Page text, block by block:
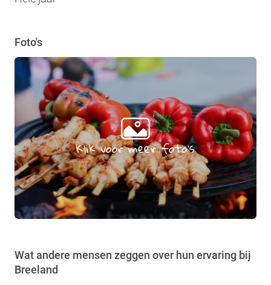
Foto's
Klik voor meer foto's
Wat andere mensen zeggen over hun ervaring bij
Breeland